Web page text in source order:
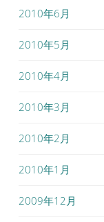
2010年6月
2010年5月
2010年4月
2010年3月
2010年2月
2010年1月
2009年12月